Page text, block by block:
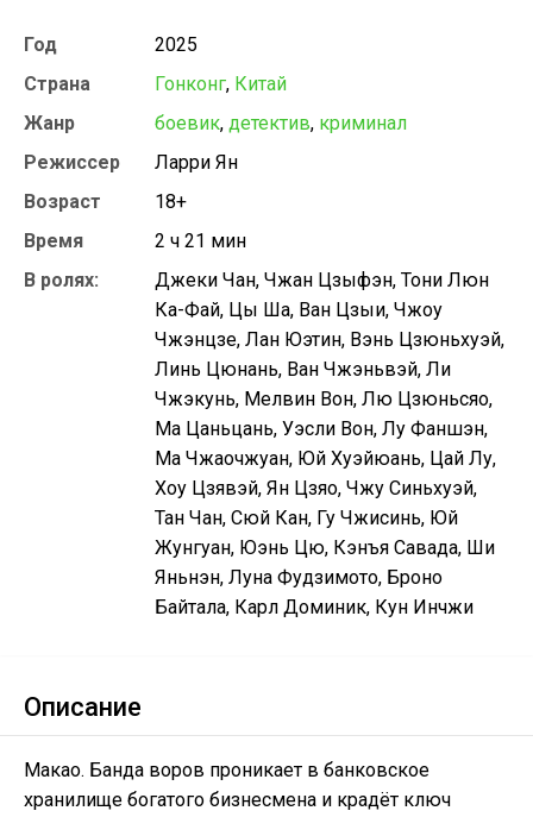
Год
2025
Страна
Гонконг, Китай
Жанр
боевик, детектив, криминал
Режиссер
Ларри Ян
Возраст
18+
Время
2 ч 21 мин
В ролях:
Джеки Чан, Чжан Цзыфэн, Тони Люн
Ка-Фай, Цы Ша, Ван Цзыи, Чжоу
Чжэнцзе, Лан Юэтин, Вэнь Цзюньхуэй,
Линь Цюнань, Ван Чжэньвэй, Ли
Чжэкунь, Мелвин Вон, Лю Цзюньсяо,
Ма Цаньцань, Уэсли Вон, Лу Фаншэн,
Ма Чжаочжуан, Юй Хуэйюань, Цай Лу,
Хоу Цзявэй, Ян Цзяо, Чжу Синьхуэй,
Тан Чан, Сюй Кан, Гу Чжисинь, Юй
Жунгуан, Юэнь Цю, Кэнъя Савада, Ши
Яньнэн, Луна Фудзимото, Броно
Байтала, Карл Доминик, Кун Инчжи
Описание
Макао. Банда воров проникает в банковское
хранилище богатого бизнесмена и крадёт ключ